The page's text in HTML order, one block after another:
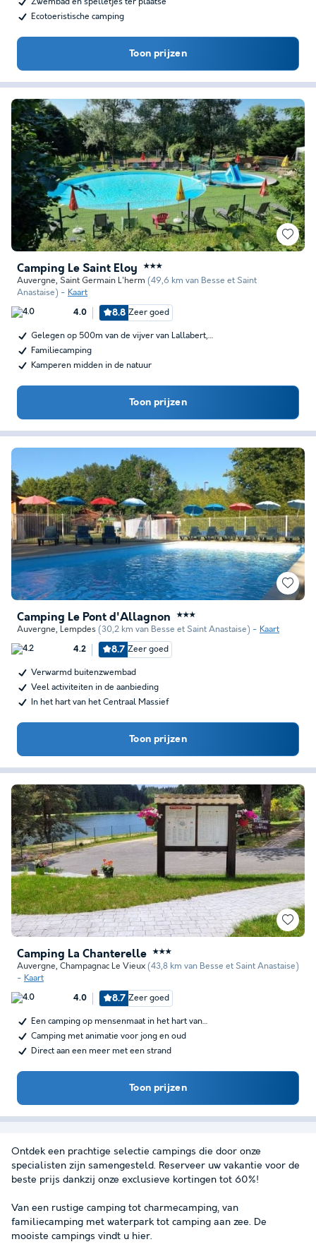
Ecotoeristische camping
Toon prijzen
Camping Le Saint Eloy ★★★
Auvergne, Saint Germain L'herm (49,6 km van Besse et Saint
Anastaise)
Kaart
4.0 8.8 Zeer goed
Gelegen op 500m van de vijver van Lallabert,…
Familiecamping
Kamperen midden in de natuur
Toon prijzen
Camping Le Pont d'Allagnon ★★★
Auvergne, Lempdes (30,2 km van Besse et Saint Anastaise) Kaart
4.2 8.7 Zeer goed
Verwarmd buitenzwembad
Veel activiteiten in de aanbieding
In het hart van het Centraal Massief
Toon prijzen
Camping La Chanterelle ★★★
Auvergne, Champagnac Le Vieux (43,8 km van Besse et Saint Anastaise)
Kaart
4.0 8.7 Zeer goed
Een camping op mensenmaat in het hart van…
Camping met animatie voor jong en oud
Direct aan een meer met een strand
Toon prijzen
Ontdek een prachtige selectie campings die door onze
specialisten zijn samengesteld. Reserveer uw vakantie voor de
beste prijs dankzij onze exclusieve kortingen tot 60%!
Van een rustige camping tot charmecamping, van
familiecamping met waterpark tot camping aan zee. De
mooiste campings vindt u hier.